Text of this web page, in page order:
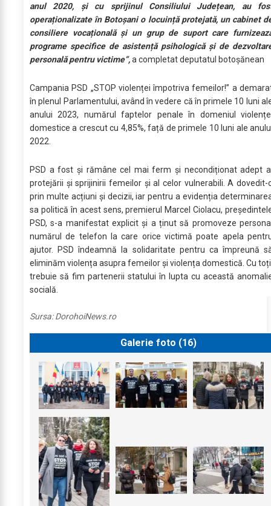
anul 2020, și cu sprijinul Consiliului Județean, au
operaționalizate în Botoșani o locuință protejată, un cabinet
consiliere vocațională și un grup de suport care
programe specifice de asistență psihologică și de
personală pentru victime”,a completat deputatul botoșănean
Campania PSD „STOP violenței împotriva femeilor!” a
în plenul Parlamentului, având în vedere că în primele 10 luni
anului 2023, numărul faptelor penale în domeniul
domestice a crescut cu 4,85%, față de primele 10 luni ale
2022.
PSD a fost și rămâne cel mai ferm și necondiționat adept
protejării și sprijinirii femeilor și al celor vulnerabili. A dovedit-
prin multe acțiuni și decizii, iar pentru a evidenția
sa politică în acest sens, premierul Marcel Ciolacu,
PSD, s-a manifestat explicit și a ținut să promoveze
numărul de telefon la care orice victimă poate apela
ajutor. PSD îndeamnă la solidaritate pentru ca împreună
eliminăm violența asupra femeilor și violența domestică. Cu
trebuie să fim partenerii statului în lupta cu această
socială.
Sursa:DorohoiNews.ro
Galerie foto (16)